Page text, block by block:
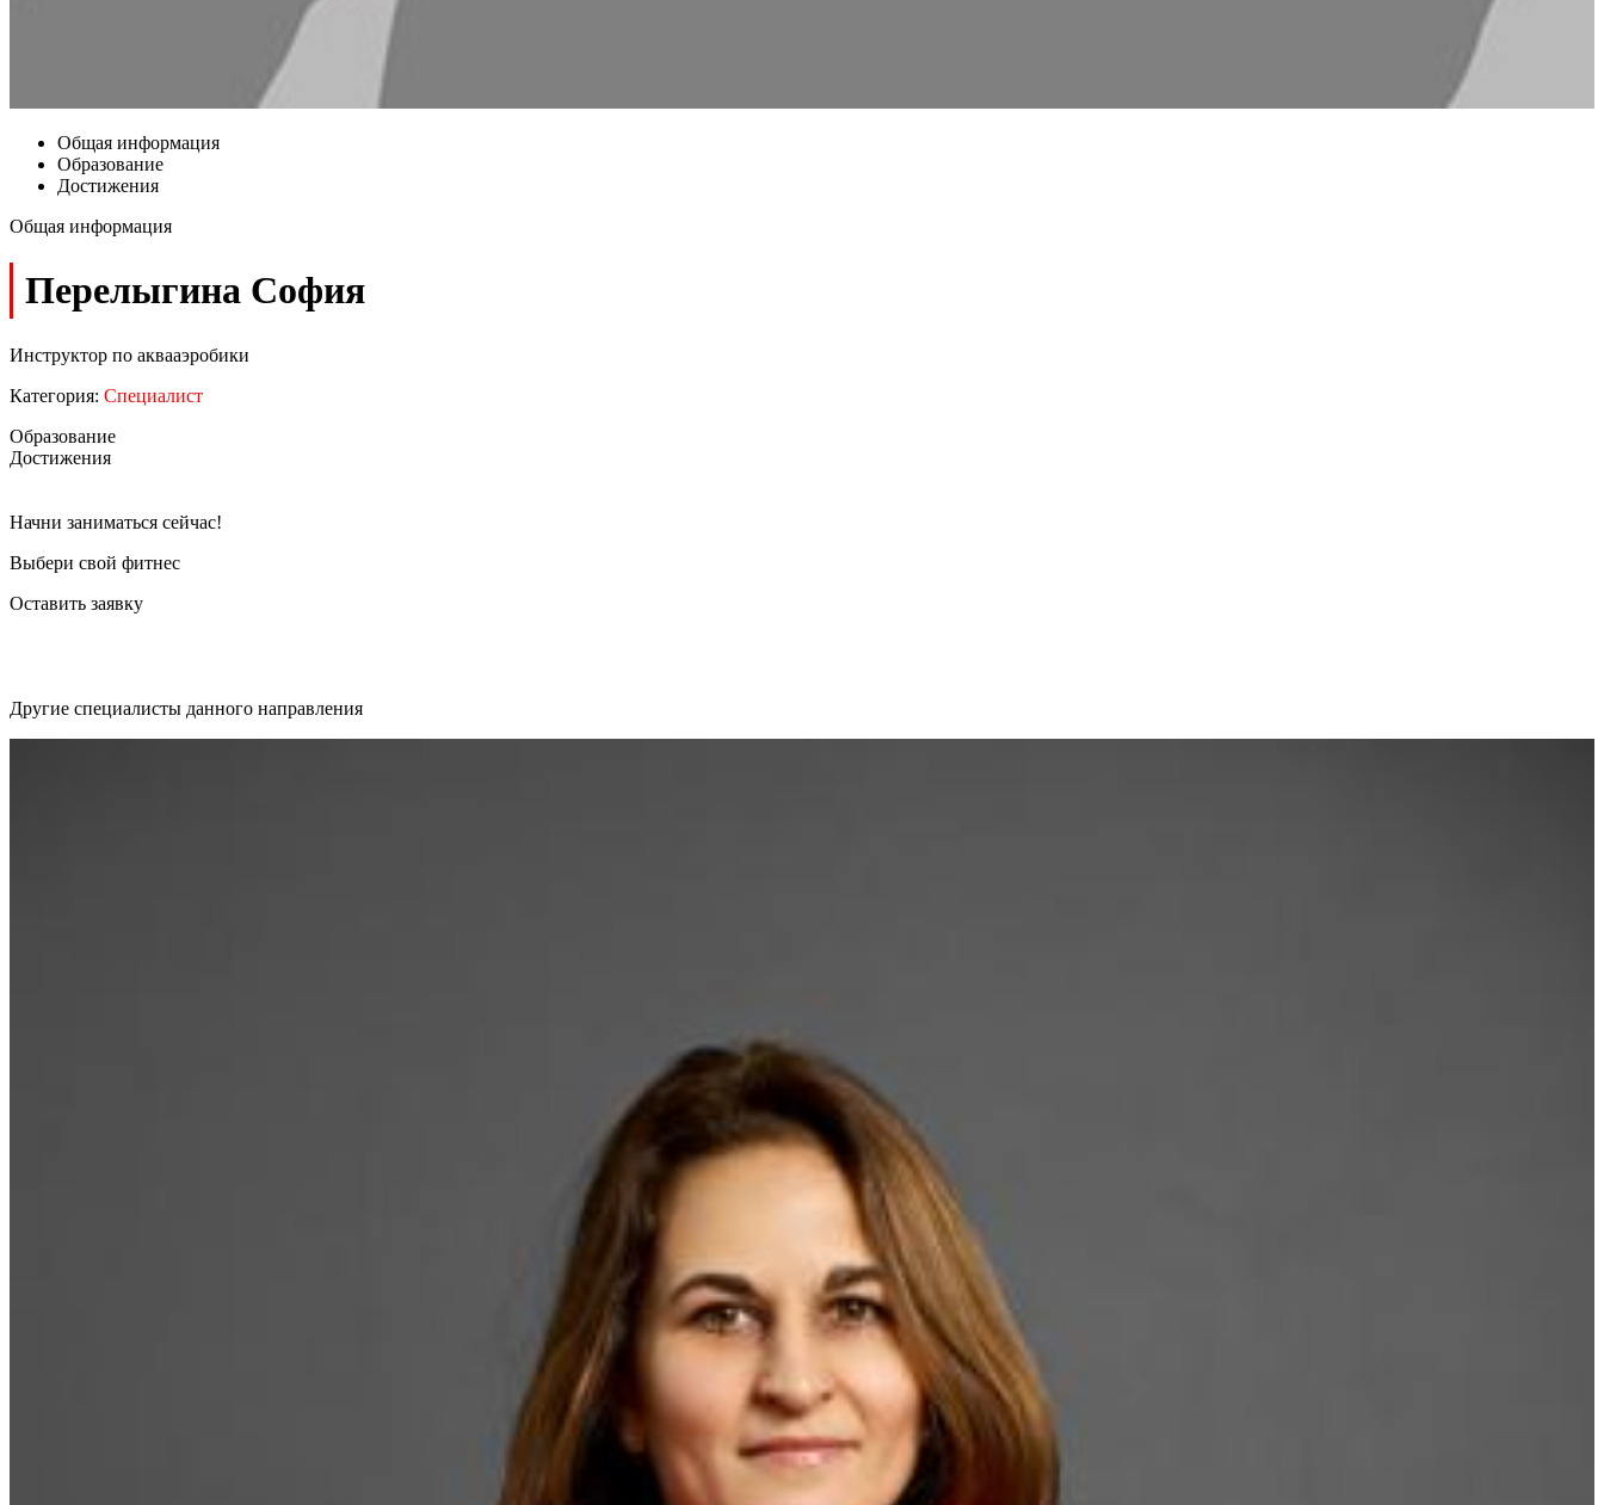
Общая информация
Образование
Достижения
Общая информация
Перелыгина София
Инструктор по аквааэробики
Категория: Специалист
Образование
Достижения
Начни заниматься сейчас!
Выбери свой фитнес
Оставить заявку
Другие специалисты данного направления